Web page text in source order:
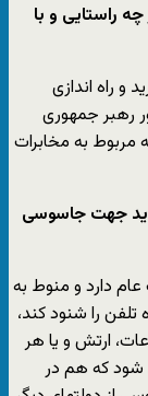
راستایی و با
و راه اندازی
رهبر جمهوری
مربوط به مخابرات
جهت جاسوسی
دارد و منوط به
را شنود کند،
ارتش و یا هر
شود که هم در